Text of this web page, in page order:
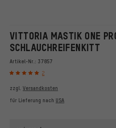
VITTORIA MASTIK ONE
SCHLAUCHREIFENKITT
Artikel-Nr.: 37857
2
zzgl. Versandkosten
für Lieferung nach USA